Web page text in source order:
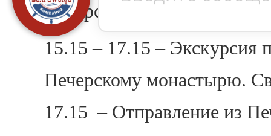
Печерский монастырь (22
15.15 – 17.15 – Экскурсия
Печерскому монастырю.
17.15 – Отправление из